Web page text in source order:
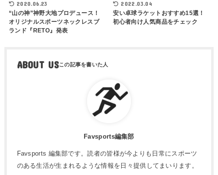
2020.06.23
“山の神”神野大地プロデュース！
オリジナルスポーツネックレスブ
ランド『RETO』発表
2022.03.04
安い卓球ラケットおすすめ15選！
初心者向け人気商品をチェック
ABOUT US
Favsports編集部
Favsports 編集部です。読者の皆様が今よりも日常にスポーツ
のある生活が生まれるような情報を日々提供してまいります。